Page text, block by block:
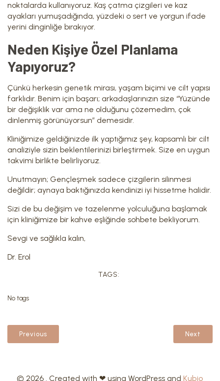
noktalarda kullanıyoruz. Kaş çatma çizgileri ve kaz
ayakları yumuşadığında, yüzdeki o sert ve yorgun ifade
yerini dinginliğe bırakıyor.
Neden Kişiye Özel Planlama
Yapıyoruz?
Çünkü herkesin genetik mirası, yaşam biçimi ve cilt yapısı
farklıdır. Benim için başarı; arkadaşlarınızın size “Yüzünde
bir değişiklik var ama ne olduğunu çözemedim, çok
dinlenmiş görünüyorsun” demesidir.
Kliniğimize geldiğinizde ilk yaptığımız şey, kapsamlı bir cilt
analiziyle sizin beklentilerinizi birleştirmek. Size en uygun
takvimi birlikte belirliyoruz.
Unutmayın; Gençleşmek sadece çizgilerin silinmesi
değildir; aynaya baktığınızda kendinizi iyi hissetme halidir.
Sizi de bu değişim ve tazelenme yolculuğuna başlamak
için kliniğimize bir kahve eşliğinde sohbete bekliyorum.
Sevgi ve sağlıkla kalın,
Dr. Erol
TAGS:
No tags
Previous Next
© 2026 . Created with ❤ using WordPress and Kubio